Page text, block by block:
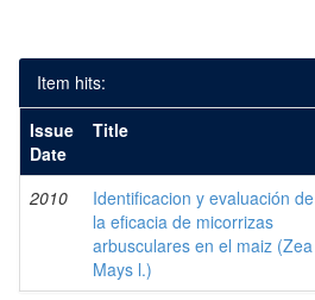
Item hits:
Issue
Date
Title
2010
Identificacion y evaluación de
la eficacia de micorrizas
arbusculares en el maiz (Zea
Mays l.)